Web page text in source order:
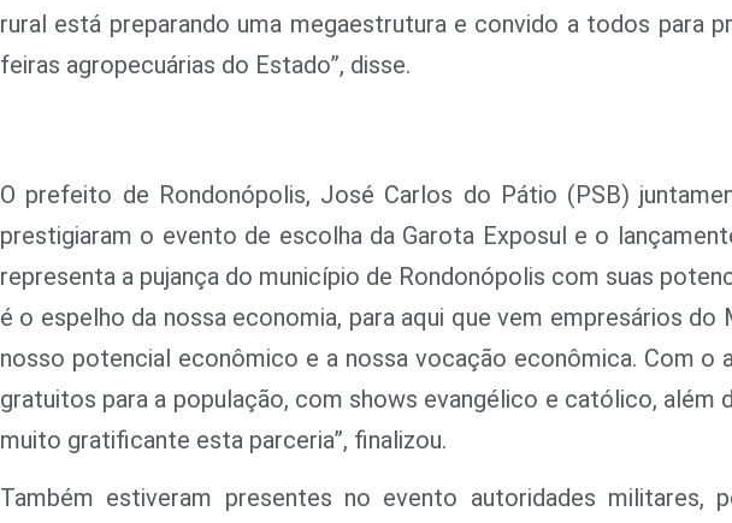
rural está preparando uma megaestrutura e convido a todos para
feiras agropecuárias do Estado”, disse.
O prefeito de Rondonópolis, José Carlos do Pátio (PSB)
prestigiaram o evento de escolha da Garota Exposul e o
representa a pujança do município de Rondonópolis com suas
é o espelho da nossa economia, para aqui que vem empresários
nosso potencial econômico e a nossa vocação econômica. Com o
gratuitos para a população, com shows evangélico e católico, além
muito gratificante esta parceria”, finalizou.
Também estiveram presentes no evento autoridades militares,